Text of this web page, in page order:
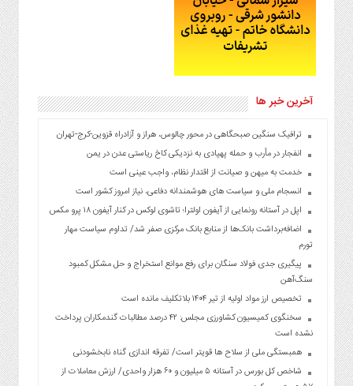
آخرین خبر ها
ترافیک سنگین صبحگاهی در محور چالوس، هراز و آزادراه قزوین-کرج-تهران
انفجار در مأرب و حمله پهپادی به نزدیکی کاخ ریاستی عدن در یمن
خدمت به میهن و صیانت از اقتدار نظام، واجب عینی است
انسجام ملی و سیاست های هوشمندانه دفاعی، نیاز امروز کشور است
اپل در آستانه رونمایی از آیفون اولترا؛ تاشوی لوکس در کنار آیفون ۱۸ پرو مکس
اضافه‌برداشت بانک‌ها از منابع بانک مرکزی صفر شد/ تداوم سیاست مهار
تورم
پیگیری جدی فولاد سنگان برای رفع موانع استخراج و حل مشکل کمبود
سنگ‌آهن
تخصیص ارز مواد اولیه از تیر ۱۴۰۴ بلاتکلیف مانده است
سخنگوی کمیسیون کشاورزی مجلس: ۴۲ درصد مطالبات گندمکاران پرداخت
نشده است
همبستگی ملی از سلاح ها قویتر است/ تفرقه اندازی گناه نابخشودنی
شاخص کل بورس در آستانه ۵ میلیون و ۶۰ هزار واحدی/ ارزش معاملات از